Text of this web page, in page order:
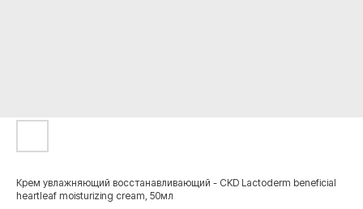
Крем увлажняющий восстанавливающий - CKD Lactoderm beneficial
heartleaf moisturizing cream, 50мл